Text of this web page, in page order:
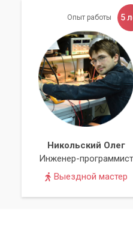
Опыт работы 5
Никольский Олег
Инженер-программист
Выездной мастер